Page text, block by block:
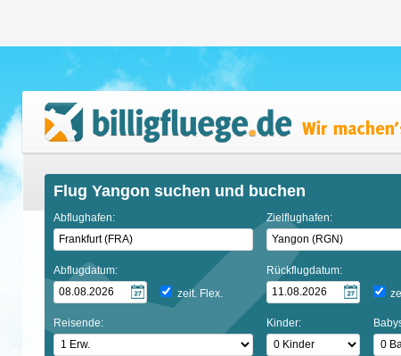
Flug Yangon suchen und buchen
Abflughafen: Zielflughafen:
Abflugdatum:
zeit. Flex.
Rückflugdatum:
Reisende: Kinder: